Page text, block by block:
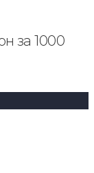
за 1000